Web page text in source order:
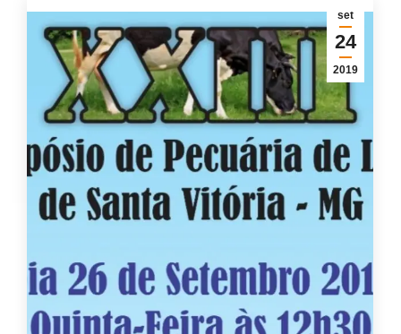
set
24
2019